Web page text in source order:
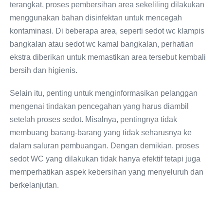
terangkat, proses pembersihan area sekeliling dilakukan
menggunakan bahan disinfektan untuk mencegah
kontaminasi. Di beberapa area, seperti sedot wc klampis
bangkalan atau sedot wc kamal bangkalan, perhatian
ekstra diberikan untuk memastikan area tersebut kembali
bersih dan higienis.
Selain itu, penting untuk menginformasikan pelanggan
mengenai tindakan pencegahan yang harus diambil
setelah proses sedot. Misalnya, pentingnya tidak
membuang barang-barang yang tidak seharusnya ke
dalam saluran pembuangan. Dengan demikian, proses
sedot WC yang dilakukan tidak hanya efektif tetapi juga
memperhatikan aspek kebersihan yang menyeluruh dan
berkelanjutan.